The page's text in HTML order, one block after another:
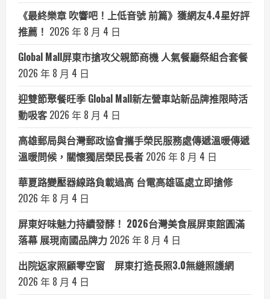
《最終樂章 吹響吧！上低音號 前篇》獲網友4.4星好評
推薦！ 2026 年 8 月 4 日
Global Mall屏東市搶攻父親節商機 人氣餐廳祭組合套餐
2026 年 8 月 4 日
迎雙節聚餐旺季 Global Mall新左營車站新品牌推限時活
動吸客 2026 年 8 月 4 日
高雄郵局與台灣郵政協會攜手榮民服務處傳遞溫暖傳遞
溫暖問候，關懷獨居榮民長者 2026 年 8 月 4 日
華夏路變壓器線路負載過高 台電高雄區處立即搶修
2026 年 8 月 4 日
屏東好味魅力持續發酵！ 2026台灣美食展屏東館圓滿
落幕 展現南國品牌力 2026 年 8 月 4 日
出院返家照顧零空窗 屏東打造長照3.0無縫照護網
2026 年 8 月 4 日